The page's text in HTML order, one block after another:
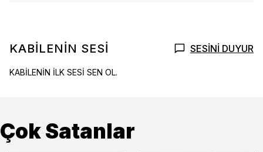
KABİLENİN SESİ SESİNİ DUYUR
KABİLENİN İLK SESİ SEN OL.
Çok Satanlar